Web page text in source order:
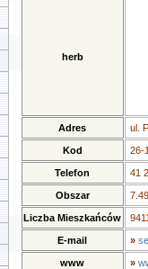
herb
Adres ul.
Kod 26-
Telefon 41
Obszar
Liczba Mieszkańców
E-mail »
www »